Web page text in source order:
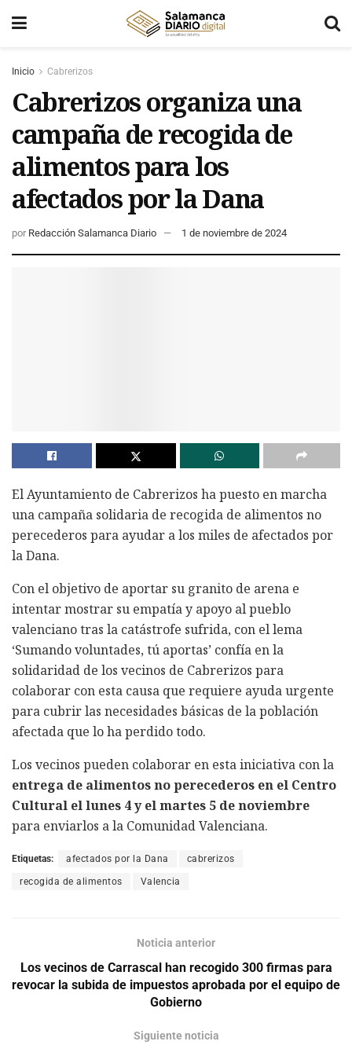
Inicio Cabrerizos
Cabrerizos organiza una
campaña de recogida de
alimentos para los
afectados por la Dana
por Redacción Salamanca Diario 1 de noviembre de 2024
El Ayuntamiento de Cabrerizos ha puesto en marcha
una campaña solidaria de recogida de alimentos no
perecederos para ayudar a los miles de afectados por
la Dana.
Con el objetivo de aportar su granito de arena e
intentar mostrar su empatía y apoyo al pueblo
valenciano tras la catástrofe sufrida, con el lema
‘Sumando voluntades, tú aportas’ confía en la
solidaridad de los vecinos de Cabrerizos para
colaborar con esta causa que requiere ayuda urgente
para cubrir las necesidades básicas de la población
afectada que lo ha perdido todo.
Los vecinos pueden colaborar en esta iniciativa con la
entrega de alimentos no perecederos en el Centro
Cultural el lunes 4 y el martes 5 de noviembre
para enviarlos a la Comunidad Valenciana.
Etiquetas: afectados por la Dana cabrerizos
recogida de alimentos Valencia
Noticia anterior
Los vecinos de Carrascal han recogido 300 firmas para
revocar la subida de impuestos aprobada por el equipo de
Gobierno
Siguiente noticia